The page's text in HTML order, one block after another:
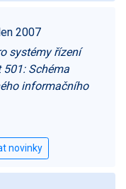
2007
systémy řízení
501: Schéma
informačního